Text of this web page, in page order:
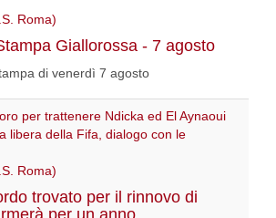
Roma)
Giallorossa - 7 agosto
di venerdì 7 agosto
Roma)
trovato per il rinnovo di